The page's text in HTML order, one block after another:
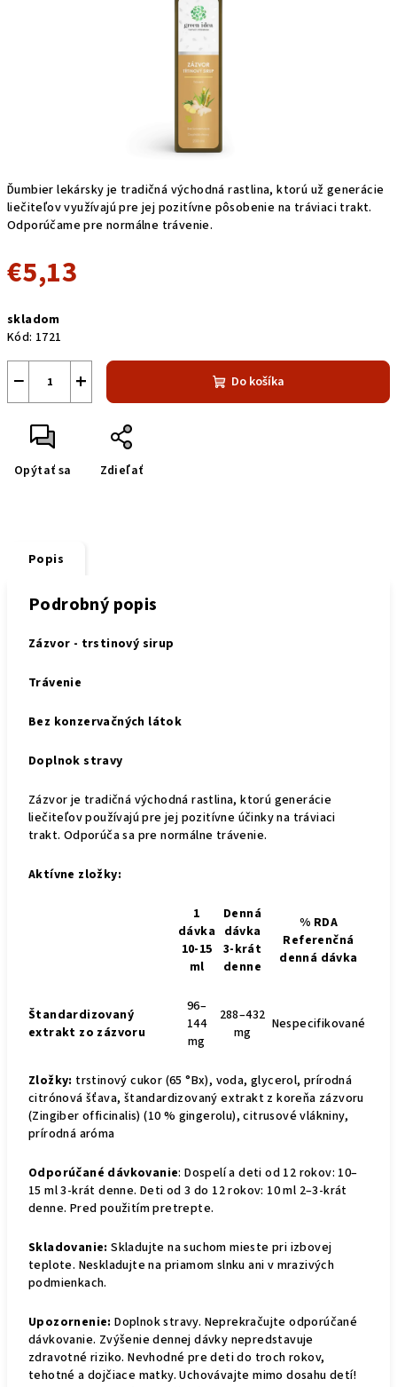
Ďumbier lekársky je tradičná východná rastlina, ktorú už generácie
liečiteľov využívajú pre jej pozitívne pôsobenie na tráviaci trakt.
Odporúčame pre normálne trávenie.
€5,13
cena:
skladom
Kód: 1721
+
− Do košíka
Opýtať sa Zdieľať
Popis
Podrobný popis
Zázvor - trstinový sirup
Trávenie
Bez konzervačných látok
Doplnok stravy
Zázvor je tradičná východná rastlina, ktorú generácie
liečiteľov používajú pre jej pozitívne účinky na tráviaci
trakt. Odporúča sa pre normálne trávenie.
Aktívne zložky:
1
dávka
10-15
ml
Denná
dávka
3-krát
denne
% RDA
Referenčná
denná dávka
Štandardizovaný
extrakt zo zázvoru
96–
144
mg
288–432
mg
Nespecifikované
Zložky: trstinový cukor (65 °Bx), voda, glycerol, prírodná
citrónová šťava, štandardizovaný extrakt z koreňa zázvoru
(Zingiber officinalis) (10 % gingerolu), citrusové vlákniny,
prírodná aróma
Odporúčané dávkovanie: Dospelí a deti od 12 rokov: 10–
15 ml 3-krát denne. Deti od 3 do 12 rokov: 10 ml 2–3-krát
denne. Pred použitím pretrepte.
Skladovanie:Skladujte na suchom mieste pri izbovej
teplote. Neskladujte na priamom slnku ani v mrazivých
podmienkach.
Upozornenie: Doplnok stravy. Neprekračujte odporúčané
dávkovanie. Zvýšenie dennej dávky nepredstavuje
zdravotné riziko. Nevhodné pre deti do troch rokov,
tehotné a dojčiace matky. Uchovávajte mimo dosahu detí!